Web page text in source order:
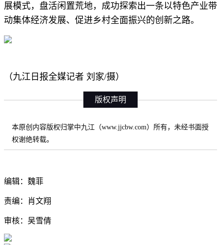
展模式，盘活闲置荒地，成功探索出一条以特色产业带
动集体经济发展、促进乡村全面振兴的创新之路。
（九江日报全媒记者 刘家/摄）
版权声明
本原创内容版权归掌中九江（www.jjcbw.com）所有，未经书面授
权谢绝转载。
编辑：魏菲
责编：肖文翔
审核：吴雪倩